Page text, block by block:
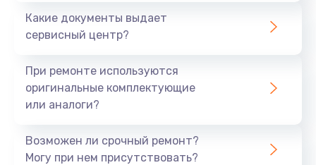
Какие документы выдает
сервисный центр?
При ремонте используются
оригинальные комплектующие
или аналоги?
Возможен ли срочный ремонт?
Могу при нем присутствовать?